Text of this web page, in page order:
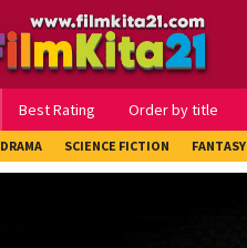
Best Rating Order by title
DRAMA SCIENCE FICTION FANTASY